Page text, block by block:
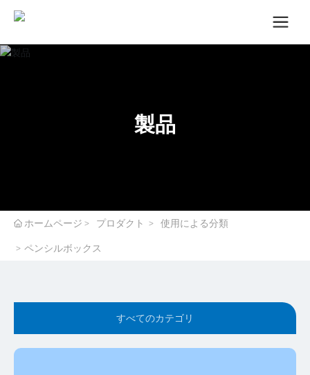
製品
ホームページ プロダクト
使用による分類
ペンシルボックス
すべてのカテゴリ